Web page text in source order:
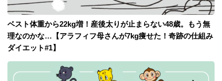
ベスト体重から22kg増！産後太りが止まらない48歳。もう無
理なのかな…【アラフィフ母さんが7kg痩せた！奇跡の仕組み
ダイエット#1】